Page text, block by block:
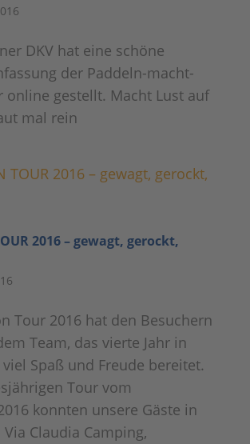
DKV hat eine schöne
der Paddeln-macht-
online gestellt. Macht Lust auf
mal rein
2016 – gewagt, gerockt,
Tour 2016 hat den Besuchern
Team, das vierte Jahr in
viel Spaß und Freude bereitet.
Tour vom
konnten unsere Gäste in
Claudia Camping,